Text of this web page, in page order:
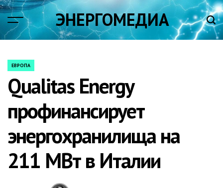
Skip
content
ЭНЕРГОМЕДИА
POSTED
ЕВРОПА
Qualitas Energy
профинансирует
энергохранилища на
211 МВт в Италии